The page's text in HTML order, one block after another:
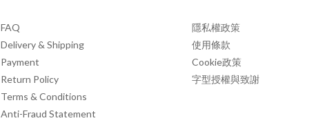
FAQ
Delivery & Shipping
Payment
Return Policy
Terms & Conditions
Anti-Fraud Statement
隱私權政策
使用條款
Cookie政策
字型授權與致謝